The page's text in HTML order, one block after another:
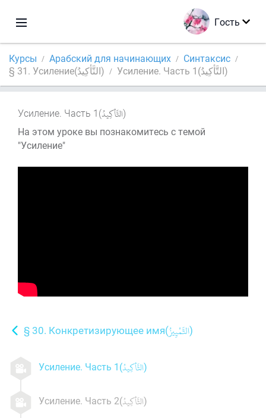
Гость
Курсы Арабский для начинающих
Синтаксис
§ 31. Усиление(التَّأكِيدُ)
Усиление. Часть 1(التَّأكِيدُ)
§ 30. Конкретизирующее имя( )
Усиление. Часть 1( )
Усиление. Часть 2( )
Усиление. Часть 1(
)
На этом уроке вы познакомитесь с темой
"Усиление"